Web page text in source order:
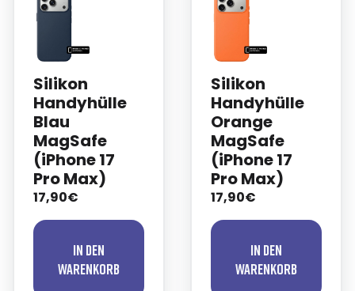
Silikon
Handyhülle
Blau
MagSafe
(iPhone 17
Pro Max)
17,90€
In den
Warenkorb
Silikon
Handyhülle
Orange
MagSafe
(iPhone 17
Pro Max)
17,90€
In den
Warenkorb